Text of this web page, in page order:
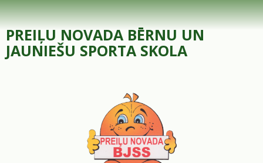
Skip
to
content
PREIĻU NOVADA BĒRNU UN
JAUNIEŠU SPORTA SKOLA